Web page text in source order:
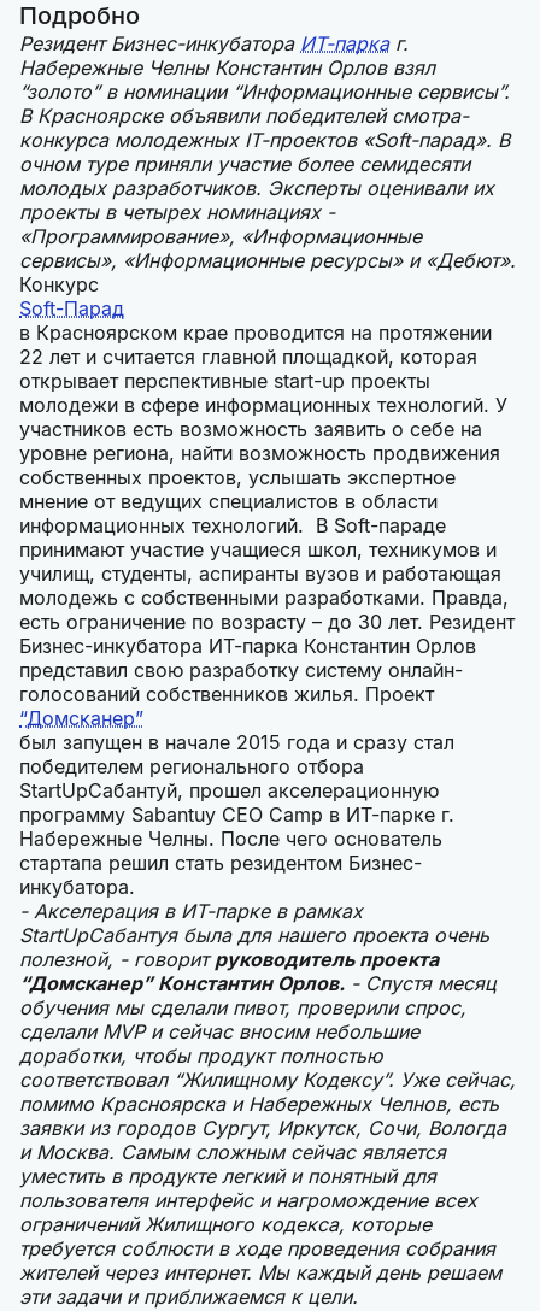
Подробно
Резидент Бизнес-инкубатора ИТ-паркаг.
Набережные Челны Константин Орлов взял
“золото” в номинации “Информационные сервисы”.
В Красноярске объявили победителей смотра-
конкурса молодежных IT-проектов «Soft-парад». В
очном туре приняли участие более семидесяти
молодых разработчиков. Эксперты оценивали их
проекты в четырех номинациях -
«Программирование», «Информационные
сервисы», «Информационные ресурсы» и «Дебют».
Конкурс
Soft-Парад
в Красноярском крае проводится на протяжении
22 лет и считается главной площадкой, которая
открывает перспективные start-up проекты
молодежи в сфере информационных технологий. У
участников есть возможность заявить о себе на
уровне региона, найти возможность продвижения
собственных проектов, услышать экспертное
мнение от ведущих специалистов в области
информационных технологий. В Soft-параде
принимают участие учащиеся школ, техникумов и
училищ, студенты, аспиранты вузов и работающая
молодежь с собственными разработками. Правда,
есть ограничение по возрасту – до 30 лет. Резидент
Бизнес-инкубатора ИТ-парка Константин Орлов
представил свою разработку систему онлайн-
голосований собственников жилья. Проект
“Домсканер”
был запущен в начале 2015 года и сразу стал
победителем регионального отбора
StartUpСабантуй, прошел акселерационную
программу Sabantuy CEO Camp в ИТ-парке г.
Набережные Челны. После чего основатель
стартапа решил стать резидентом Бизнес-
инкубатора.
- Акселерация в ИТ-парке в рамках
StartUpСабантуя была для нашего проекта очень
полезной, - говоритруководитель проекта
“Домсканер” Константин Орлов. - Спустя месяц
обучения мы сделали пивот, проверили спрос,
сделали MVP и сейчас вносим небольшие
доработки, чтобы продукт полностью
соответствовал “Жилищному Кодексу”. Уже сейчас,
помимо Красноярска и Набережных Челнов, есть
заявки из городов Сургут, Иркутск, Сочи, Вологда
и Москва. Самым сложным сейчас является
уместить в продукте легкий и понятный для
пользователя интерфейс и нагромождение всех
ограничений Жилищного кодекса, которые
требуется соблюсти в ходе проведения собрания
жителей через интернет. Мы каждый день решаем
эти задачи и приближаемся к цели.